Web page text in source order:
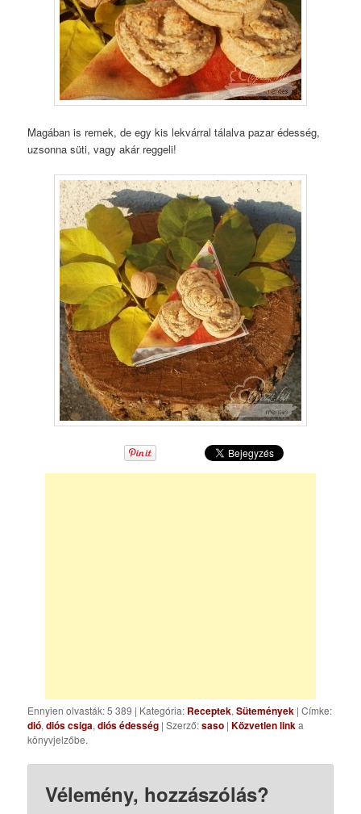
Magában is remek, de egy kis lekvárral tálalva pazar édesség,
uzsonna süti, vagy akár reggeli!
Ennyien olvasták: 5 389 | Kategória: Receptek,Sütemények | Címke:
dió,diós csiga,diós édesség | Szerző:saso |Közvetlen linka
könyvjelzőbe.
Vélemény, hozzászólás?